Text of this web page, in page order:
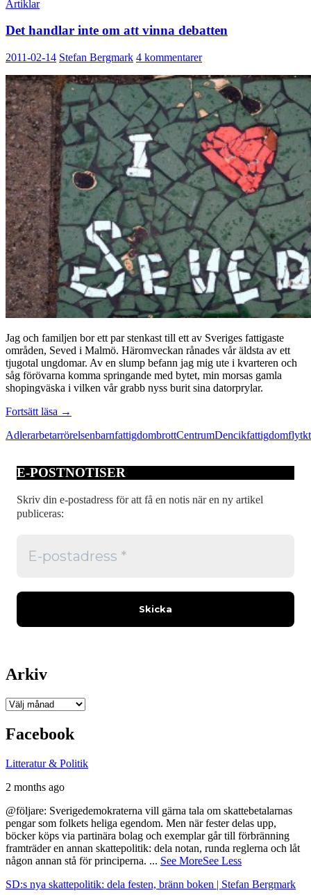
Artiklar
Det handlar inte om att vinna debatten
2011-02-14 Stefan Bergmark 4 kommentarer
Jag och familjen bor ett par stenkast till ett av Sveriges fattigaste
områden, Seved i Malmö. Häromveckan rånades vår äldsta av ett
tjugotal ungdomar. Av en slump befann jag mig ute i kvarteren och
såg förövarna komma springande med bytet, min morsas gamla
shopingväska i vilken vår grabb nyss burit sina datorprylar.
Fortsätt läsa Det
inte
vinna
→
AdlerarbetarrörelsenbarnfattigdombrottCentrumDencikfattigdom
E-POSTNOTISER
Skriv din e-postadress för att få en notis när en ny artikel
publiceras:
Arkiv
Arkiv
Facebook
Litteratur & Politik
2 months ago
@följare: Sverigedemokraterna vill gärna tala om skattebetalarnas
pengar som folkets heliga egendom. Men när fester delas upp,
böcker köps via partinära bolag och exemplar går till förbränning
framträder en annan skattepolitik: dela notan, runda reglerna och låt
någon annan stå för principerna. ... See MoreSee Less
SD:s nya skattepolitik: dela festen, bränn boken | Stefan Bergmark